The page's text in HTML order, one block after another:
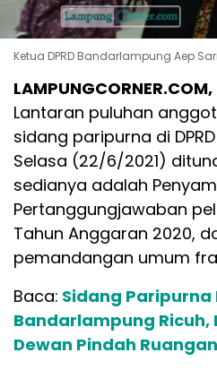
Ketua DPRD Bandarlampung Aep
Lantaran puluhan
sidang paripurna di
Selasa (22/6/2021)
sedianya adalah
Pertanggungjawaban
Tahun Anggaran 2020,
pemandangan umum
Baca: Sidang Paripurna
Bandarlampung Ricuh,
Dewan Pindah Ruangan